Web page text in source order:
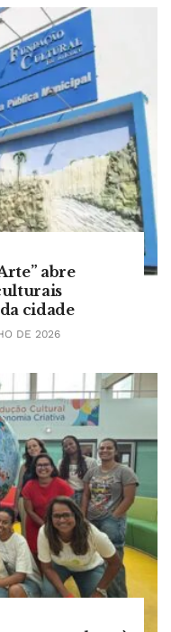
abre
cidade
DE 2026